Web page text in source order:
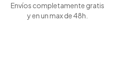
Envíos completamente gratis
y en un max de 48h.